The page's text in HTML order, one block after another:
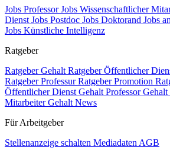
Jobs ProfessorJobs Wissenschaftlicher
Dienst Jobs Postdoc Jobs Doktorand Jobs
Jobs Künstliche Intelligenz
Ratgeber
Ratgeber Gehalt Ratgeber Öffentlicher
Ratgeber ProfessurRatgeber Promotion
Öffentlicher Dienst Gehalt Professor Gehalt
Mitarbeiter Gehalt News
Für Arbeitgeber
Stellenanzeige schalten Mediadaten AGB